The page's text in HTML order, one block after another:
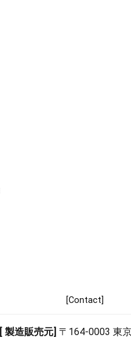
[Contact]
[ 製造販売元] 〒164-0003 東